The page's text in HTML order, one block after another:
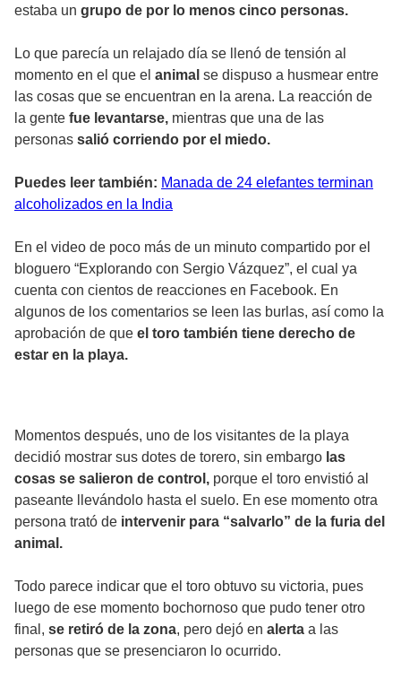
estaba un grupo de por lo menos cinco personas.
Lo que parecía un relajado día se llenó de tensión al
momento en el que el animal se dispuso a husmear entre
las cosas que se encuentran en la arena. La reacción de
la gente fue levantarse, mientras que una de las
personas salió corriendo por el miedo.
Puedes leer también: Manada de 24 elefantes terminan
alcoholizados en la India
En el video de poco más de un minuto compartido por el
bloguero “Explorando con Sergio Vázquez”, el cual ya
cuenta con cientos de reacciones en Facebook. En
algunos de los comentarios se leen las burlas, así como la
aprobación de que el toro también tiene derecho de
estar en la playa.
Momentos después, uno de los visitantes de la playa
decidió mostrar sus dotes de torero, sin embargo las
cosas se salieron de control, porque el toro envistió al
paseante llevándolo hasta el suelo. En ese momento otra
persona trató de intervenir para “salvarlo” de la furia del
animal.
Todo parece indicar que el toro obtuvo su victoria, pues
luego de ese momento bochornoso que pudo tener otro
final, se retiró de la zona, pero dejó en alerta a las
personas que se presenciaron lo ocurrido.